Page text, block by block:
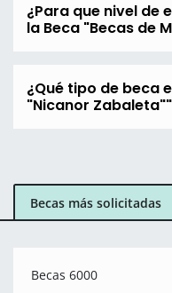
¿Para que nivel de
la Beca "Becas de
¿Qué tipo de beca
"Nicanor
Becas más solicitadas
Becas 6000